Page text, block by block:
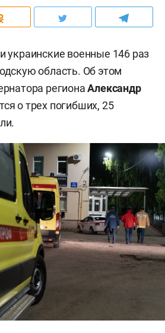
украинские военные 146 раз
область. Об этом
регионаАлександр
о трех погибших, 25